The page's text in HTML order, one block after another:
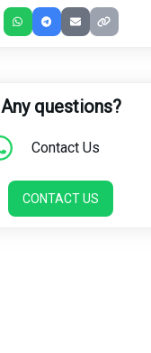
Any questions?
Contact Us
CONTACT US